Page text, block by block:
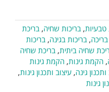
טבעיות, בריכות שחיה, בריכת
בריכה, בריכות בגינה, בריכות
שחיה ביתית, בריכת שחיה
, הקמת גינות, הקמת גינות
גינה, עיצוב ותכנון גינות,
גינות